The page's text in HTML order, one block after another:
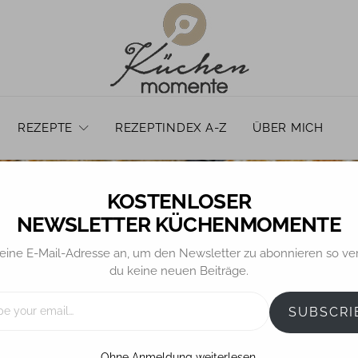
REZEPTE REZEPTINDEX A-Z ÜBER MICH
BROT / BRÖTCHEN
NEWSLETTER KÜCHENMOMENTE
E-Mail-Adresse an, um den Newsletter zu abonnieren so
du keine neuen Beiträge.